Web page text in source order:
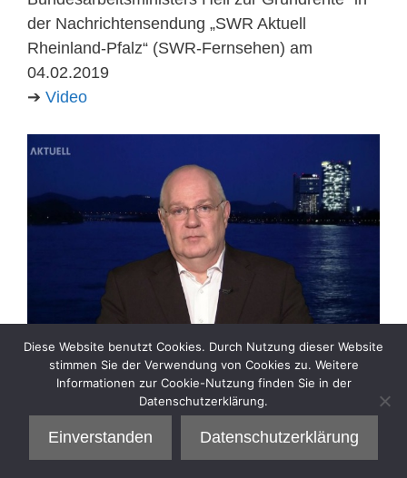
der Nachrichtensendung „SWR Aktuell
Rheinland-Pfalz“ (SWR-Fernsehen) am
04.02.2019
➔ Video
Kategorien
Interview
Diese Website benutzt Cookies. Durch Nutzung dieser Website
stimmen Sie der Verwendung von Cookies zu. Weitere
Informationen zur Cookie-Nutzung finden Sie in der
Datenschutzerklärung.
Einverstanden Datenschutzerklärung